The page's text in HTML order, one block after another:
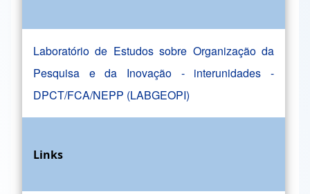
Laboratório de Estudos sobre Organização da
Pesquisa e da Inovação - interunidades -
DPCT/FCA/NEPP (LABGEOPI)
Links